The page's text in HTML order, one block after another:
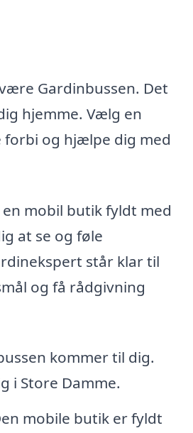
Gardinbussen. Det
hjemme. Vælg en
forbi og hjælpe dig med
mobil butik fyldt med
at se og føle
står klar til
og få rådgivning
kommer til dig.
i Store Damme.
mobile butik er fyldt